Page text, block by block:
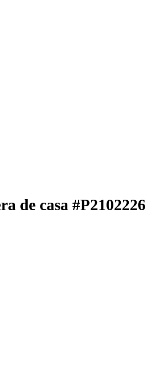
de casa #P2102226